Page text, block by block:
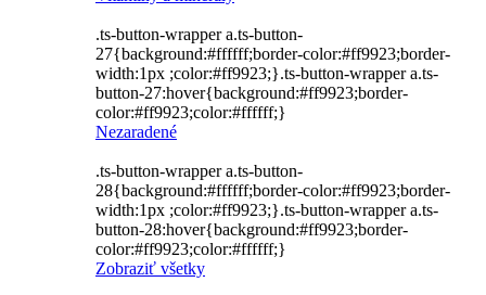
.ts-button-wrapper a.ts-button-
27{background:#ffffff;border-color:#ff9923;border-
width:1px ;color:#ff9923;}.ts-button-wrapper a.ts-
button-27:hover{background:#ff9923;border-
color:#ff9923;color:#ffffff;}
Nezaradené
.ts-button-wrapper a.ts-button-
28{background:#ffffff;border-color:#ff9923;border-
width:1px ;color:#ff9923;}.ts-button-wrapper a.ts-
button-28:hover{background:#ff9923;border-
color:#ff9923;color:#ffffff;}
Zobraziť všetky